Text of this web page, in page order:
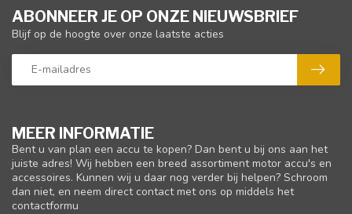
MEER INFORMATIE
Bent u van plan een accu te kopen? Dan bent u bij ons aan het
juiste adres! Wij hebben een breed assortiment motor accu's en
accessoires. Kunnen wij u daar nog verder bij helpen? Schroom
dan niet, en neem direct contact met ons op middels het
contactformu
ABONNEER JE OP ONZE NIEUWSBRIEF
Blijf op de hoogte over onze laatste acties